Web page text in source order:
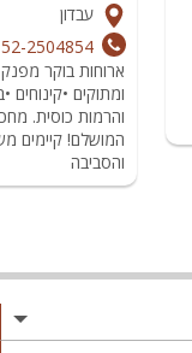
עבדון
2504854
ארוחות בוקר
ומתוקים •קינוחים
והרמות כוסית.
המושלם! קיימים
והסביבה